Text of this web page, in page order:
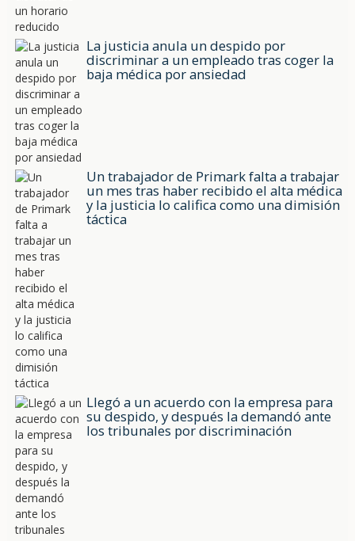
La justicia anula un despido por
discriminar a un empleado tras coger la
baja médica por ansiedad
Un trabajador de Primark falta a trabajar
un mes tras haber recibido el alta médica
y la justicia lo califica como una dimisión
táctica
Llegó a un acuerdo con la empresa para
su despido, y después la demandó ante
los tribunales por discriminación